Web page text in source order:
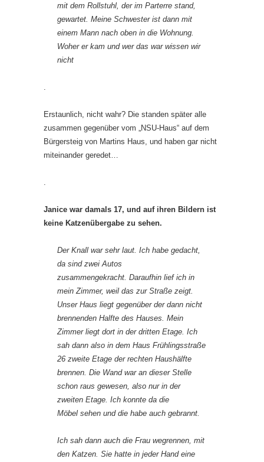
mit dem Rollstuhl, der im Parterre stand,
gewartet. Meine Schwester ist dann mit
einem Mann nach oben in die Wohnung.
Woher er kam und wer das war wissen wir
nicht
.
Erstaunlich, nicht wahr? Die standen später alle
zusammen gegenüber vom „NSU-Haus“ auf dem
Bürgersteig von Martins Haus, und haben gar nicht
miteinander geredet…
.
Janice war damals 17, und auf ihren Bildern ist
keine Katzenübergabe zu sehen.
Der Knall war sehr laut. Ich habe gedacht,
da sind zwei Autos
zusammengekracht. Daraufhin lief ich in
mein Zimmer, weil das zur Straße zeigt.
Unser Haus liegt gegenüber der dann nicht
brennenden Halfte des Hauses. Mein
Zimmer liegt dort in der dritten Etage. Ich
sah dann also in dem Haus Frühlingsstraße
26 zweite Etage der rechten Haushälfte
brennen. Die Wand war an dieser Stelle
schon raus gewesen, also nur in der
zweiten Etage. Ich konnte da die
Möbel sehen und die habe auch gebrannt.
Ich sah dann auch die Frau wegrennen, mit
den Katzen. Sie hatte in jeder Hand eine